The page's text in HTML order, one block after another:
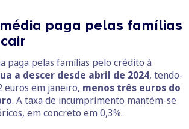
paga pelas famílias
paga pelas famílias pelo crédito à
a descer desde abril de 2024, tendo-
euros em janeiro, menos três euros do
. A taxa de incumprimento mantém-se
em concreto em 0,3%.